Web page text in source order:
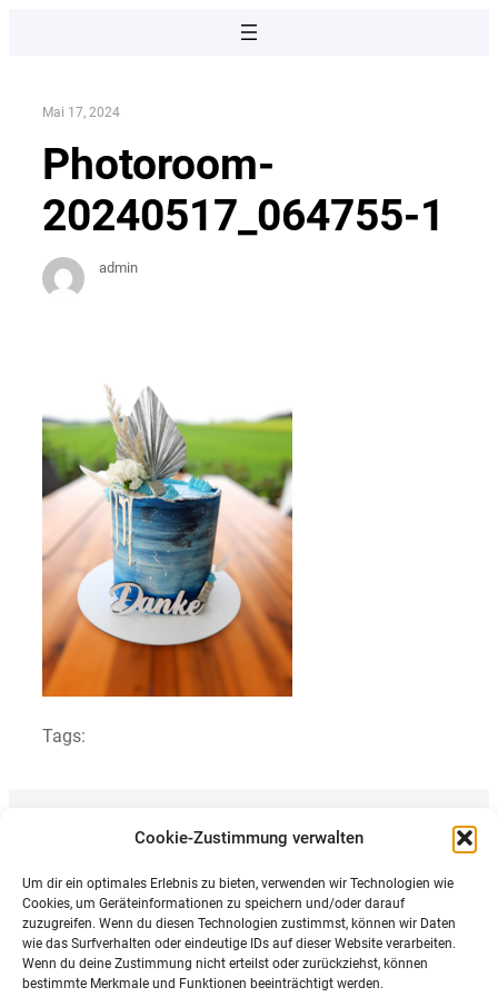
Cookie-Zustimmung verwalten
Um dir ein optimales Erlebnis zu bieten, verwenden wir Technologien wie
Cookies, um Geräteinformationen zu speichern und/oder darauf
zuzugreifen. Wenn du diesen Technologien zustimmst, können wir Daten
wie das Surfverhalten oder eindeutige IDs auf dieser Website verarbeiten.
Wenn du deine Zustimmung nicht erteilst oder zurückziehst, können
bestimmte Merkmale und Funktionen beeinträchtigt werden.
wechseln
Mai 17, 2024
Photoroom-
20240517_064755-1
admin
Tags:
Previous article
Vorheriger Beitrag